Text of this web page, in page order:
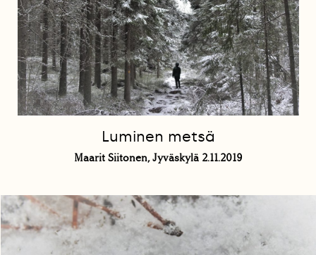
Luminen metsä
Maarit Siitonen, Jyväskylä 2.11.2019